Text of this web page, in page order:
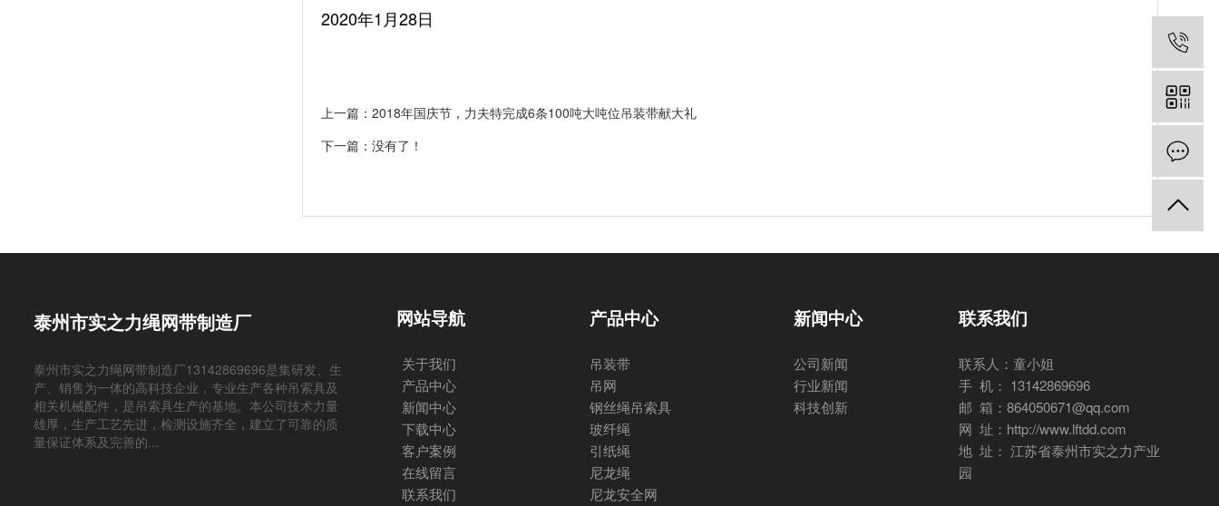
2020年1月28日
上一篇：2018年国庆节，力夫特完成6条100吨大吨位吊装带献大礼
下一篇：没有了！
泰州市实之力绳网带制造厂
泰州市实之力绳网带制造厂13142869696是集研发、生
产、销售为一体的高科技企业，专业生产各种吊索具及
相关机械配件，是吊索具生产的基地。本公司技术力量
雄厚，生产工艺先进，检测设施齐全，建立了可靠的质
量保证体系及完善的...
网站导航
关于我们
产品中心
新闻中心
下载中心
客户案例
在线留言
联系我们
产品中心
吊装带
吊网
钢丝绳吊索具
玻纤绳
引纸绳
尼龙绳
尼龙安全网
新闻中心
公司新闻
行业新闻
科技创新
联系我们
联系人：童小姐
手 机： 13142869696
邮 箱：864050671@qq.com
网 址：http://www.lftdd.com
地 址： 江苏省泰州市实之力产业
园